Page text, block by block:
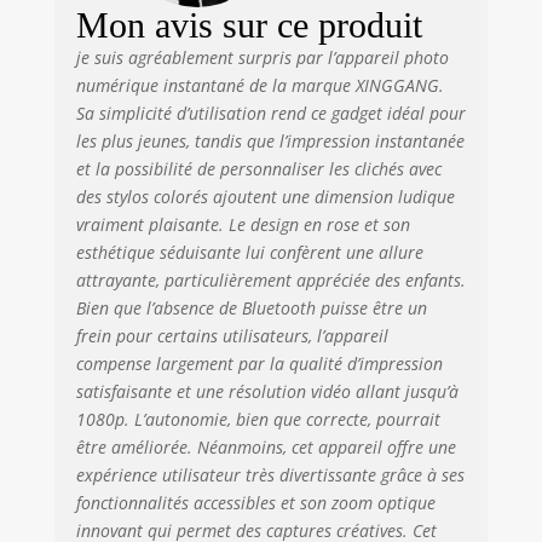
compagnon idéal
des petits
photographes
créatifs et curieux!
【L'OBJECTIF 48MP
ET LA VIDÉO HD
1080P】Appareil
photo enfant
instantanée avec
sa capacité
d'enregistrement
vidéo HD 1080P et
son objectif haute
résolution de 48
Mp, offre une
qualité d'image
exceptionnelle. Il
prend non
seulement des
photos claires et
Mon avis sur ce produit
je suis agréablement surpris par l’appareil photo
numérique instantané de la marque XINGGANG.
Sa simplicité d’utilisation rend ce gadget idéal pour
les plus jeunes, tandis que l’impression instantanée
et la possibilité de personnaliser les clichés avec
des stylos colorés ajoutent une dimension ludique
vraiment plaisante. Le design en rose et son
esthétique séduisante lui confèrent une allure
attrayante, particulièrement appréciée des enfants.
Bien que l’absence de Bluetooth puisse être un
frein pour certains utilisateurs, l’appareil
compense largement par la qualité d’impression
satisfaisante et une résolution vidéo allant jusqu’à
1080p. L’autonomie, bien que correcte, pourrait
être améliorée. Néanmoins, cet appareil offre une
expérience utilisateur très divertissante grâce à ses
fonctionnalités accessibles et son zoom optique
innovant qui permet des captures créatives. Cet